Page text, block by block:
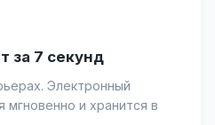
за 7 секунд
Электронный
мгновенно и хранится в